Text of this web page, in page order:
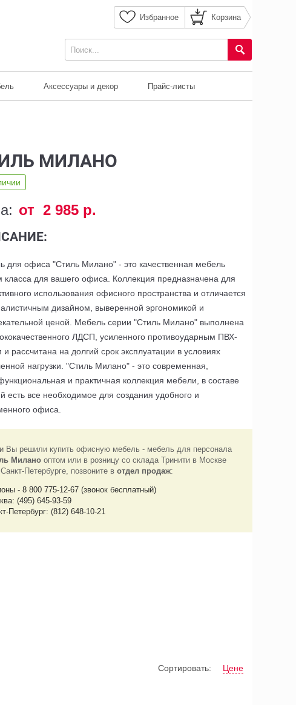
Избранное Корзина
Аксессуары и декор Прайс-листы
МИЛАНО
от 2 985 р.
для офиса "Стиль Милано" - это качественная мебель
класса для вашего офиса. Коллекция предназначена для
использования офисного пространства и отличается
дизайном, выверенной эргономикой и
ценой. Мебель серии "Стиль Милано" выполнена
ЛДСП, усиленного противоударным ПВХ-
и рассчитана на долгий срок эксплуатации в условиях
нагрузки. "Стиль Милано" - это современная,
и практичная коллекция мебели, в составе
есть все необходимое для создания удобного и
офиса.
Вы решили купить офисную мебель - мебель для персонала
Милано оптом или в розницу со склада Тринити в Москве
Петербурге, позвоните в отдел продаж:
- 8 800 775-12-67 (звонок бесплатный)
(495) 645-93-59
Петербург: (812) 648-10-21
Сортировать: Цене